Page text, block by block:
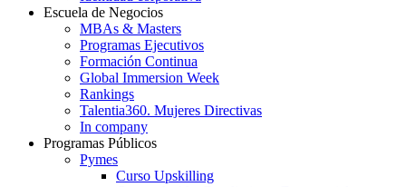
Escuela de Negocios
MBAs & Masters
Programas Ejecutivos
Formación Continua
Global Immersion Week
Rankings
Talentia360. Mujeres Directivas
In company
Programas Públicos
Pymes
Curso Upskilling